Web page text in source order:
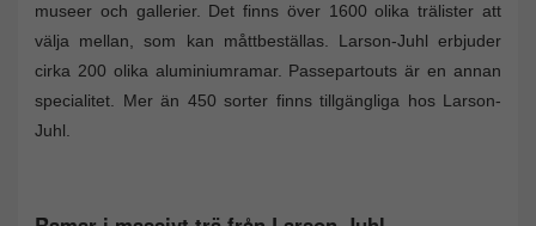
museer och gallerier. Det finns över 1600 olika trälister att
välja mellan, som kan måttbeställas. Larson-Juhl erbjuder
cirka 200 olika aluminiumramar. Passepartouts är en annan
specialitet. Mer än 450 sorter finns tillgängliga hos Larson-
Juhl.